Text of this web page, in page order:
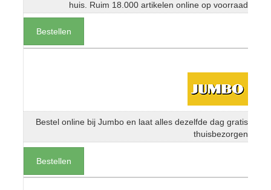
huis. Ruim 18.000 artikelen online op voorraad
Bestellen
Bestel online bij Jumbo en laat alles dezelfde dag gratis
thuisbezorgen
Bestellen